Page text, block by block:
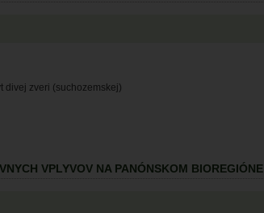
divej zveri (suchozemskej)
VPLYVOV NA PANÓNSKOM BIOREGIÓNE